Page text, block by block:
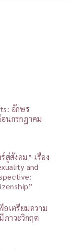
อักษร
นกรกฎาคม
สู่สังคม” เรื่อง
and
อเตรียมความ
าวะวิกฤต